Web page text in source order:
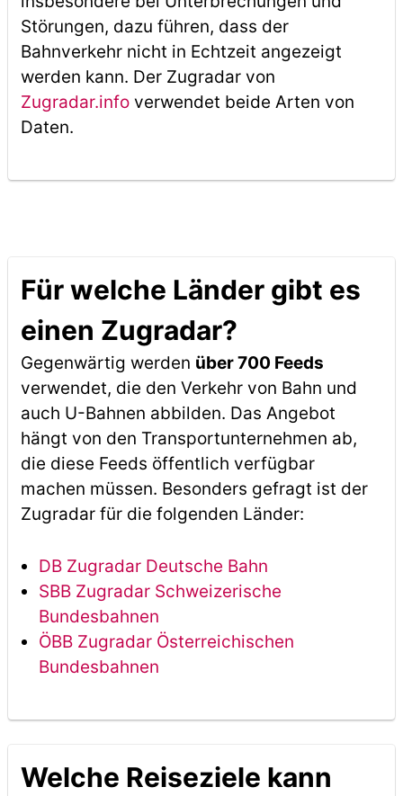
Störungen, dazu führen, dass der
Bahnverkehr nicht in Echtzeit angezeigt
werden kann. Der Zugradar von
Zugradar.infoverwendet beide Arten von
Daten.
Für welche Länder gibt es
einen Zugradar?
Gegenwärtig werden über 700 Feeds
verwendet, die den Verkehr von Bahn und
auch U-Bahnen abbilden. Das Angebot
hängt von den Transportunternehmen ab,
die diese Feeds öffentlich verfügbar
machen müssen. Besonders gefragt ist der
Zugradar für die folgenden Länder:
DB Zugradar Deutsche Bahn
SBB Zugradar Schweizerische
Bundesbahnen
ÖBB Zugradar Österreichischen
Bundesbahnen
Welche Reiseziele kann